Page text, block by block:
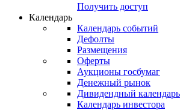
Получить доступ
Календарь
Календарь событий
Дефолты
Размещения
Оферты
Аукционы госбумаг
Денежный рынок
Дивидендный календарь
Календарь инвестора